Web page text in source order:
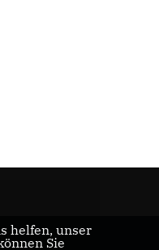
helfen, unser
Sie